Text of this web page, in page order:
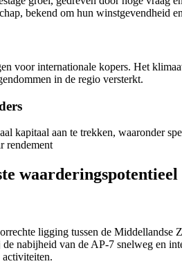
bekend om hun winstgevendheid
voor internationale kopers. Het
in de regio versterkt.
kapitaal aan te trekken, waaronder
rendement
waarderingspotentieel
ligging tussen de Middellandse
nabijheid van de AP-7 snelweg en